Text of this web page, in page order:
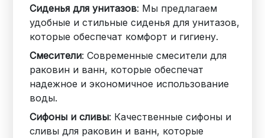
Сиденья для унитазов: Мы предлагаем
удобные и стильные сиденья для унитазов,
которые обеспечат комфорт и гигиену.
Смесители: Современные смесители для
раковин и ванн, которые обеспечат
надежное и экономичное использование
воды.
Сифоны и сливы: Качественные сифоны и
сливы для раковин и ванн, которые